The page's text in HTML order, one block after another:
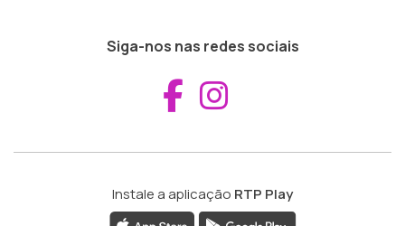
Siga-nos nas redes sociais
Aceder ao
Instale a aplicação RTP Play